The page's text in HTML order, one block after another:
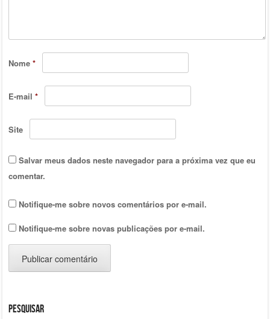
Nome *
E-mail *
Site
Salvar meus dados neste navegador para a próxima vez que eu
comentar.
Notifique-me sobre novos comentários por e-mail.
Notifique-me sobre novas publicações por e-mail.
Pesquisar